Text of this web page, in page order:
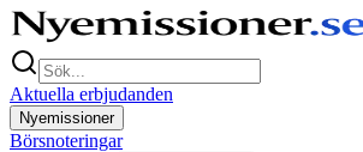
Aktuella erbjudanden
Nyemissioner
Börsnoteringar